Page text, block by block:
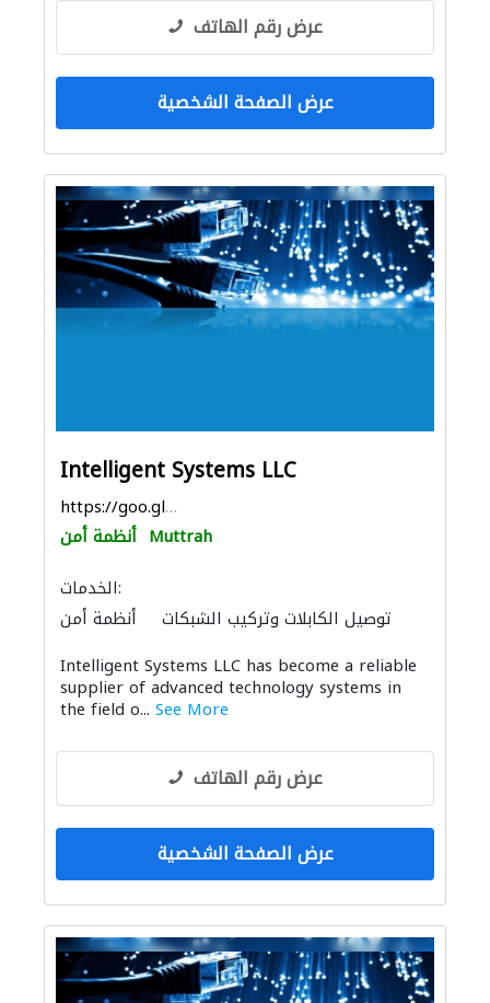
عرض رقم الهاتف
عرض الصفحة الشخصية
Intelligent Systems LLC
https://goo.gl/maps/FMBM2SPgEHoj5DJX7
أنظمة أمن Muttrah
الخدمات:
أنظمة أمن
توصيل الكابلات وتركيب الشبكات
Intelligent Systems LLC has become a reliable
supplier of advanced technology systems in
the field o... See More
عرض رقم الهاتف
عرض الصفحة الشخصية